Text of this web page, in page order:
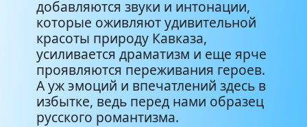
добавляются звуки и интонации,
которые оживляют удивительной
красоты природу Кавказа,
усиливается драматизм и еще ярче
проявляются переживания героев.
А уж эмоций и впечатлений здесь в
избытке, ведь перед нами образец
русского романтизма.